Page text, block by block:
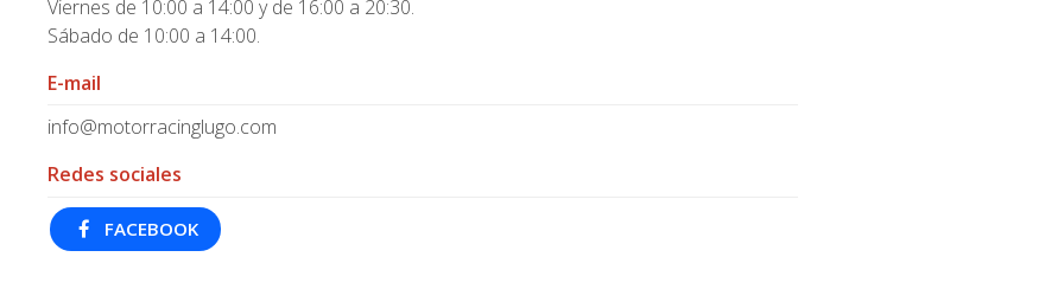
Viernes de 10:00 a 14:00 y de 16:00 a 20:30.
Sábado de 10:00 a 14:00.
E-mail
info@motorracinglugo.com
Redes sociales
FACEBOOK